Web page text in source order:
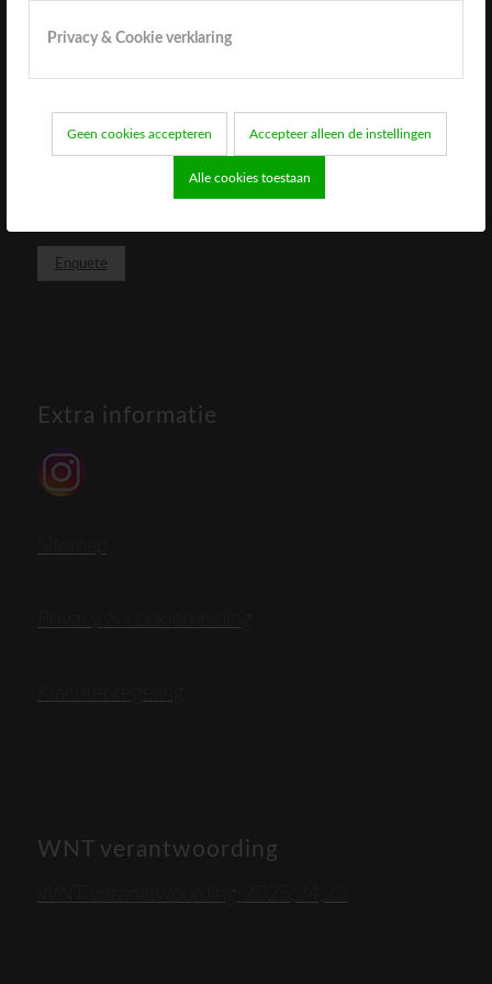
Privacy & Cookie verklaring
Geen cookies accepteren Accepteer alleen de instellingen
Alle cookies toestaan
Wilt u ons helpen om de kwaliteit in de praktijk
hoog te houden? Vul dan onze online enquete
in. Alvast bedankt!
Enquete
Extra informatie
Privacy & cookiemelding
Klachtenregeling
WNT verantwoording
WNT veranatwoording 2025,24,23